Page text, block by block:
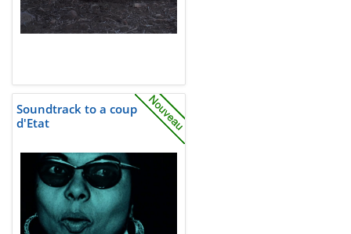
Soundtrack to a coup
d'Etat